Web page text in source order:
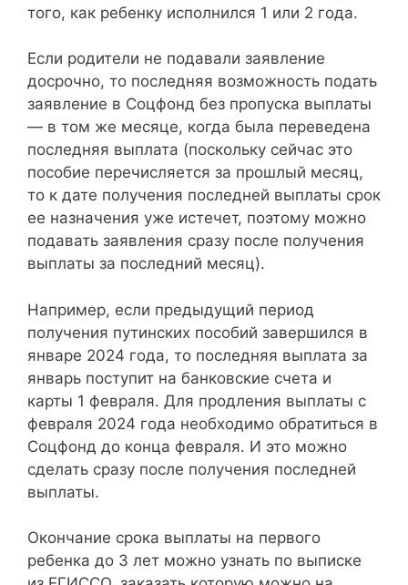
того, как ребенку исполнился 1 или 2 года.
Если родители не подавали заявление
досрочно, то последняя возможность подать
заявление в Соцфонд без пропуска выплаты
— в том же месяце, когда была переведена
последняя выплата (поскольку сейчас это
пособие перечисляется за прошлый месяц,
то к дате получения последней выплаты срок
ее назначения уже истечет, поэтому можно
подавать заявления сразу после получения
выплаты за последний месяц).
Например, если предыдущий период
получения путинских пособий завершился в
январе 2024 года, то последняя выплата за
январь поступит на банковские счета и
карты 1 февраля. Для продления выплаты с
февраля 2024 года необходимо обратиться в
Соцфонд до конца февраля. И это можно
сделать сразу после получения последней
выплаты.
Окончание срока выплаты на первого
ребенка до 3 лет можно узнать по выписке